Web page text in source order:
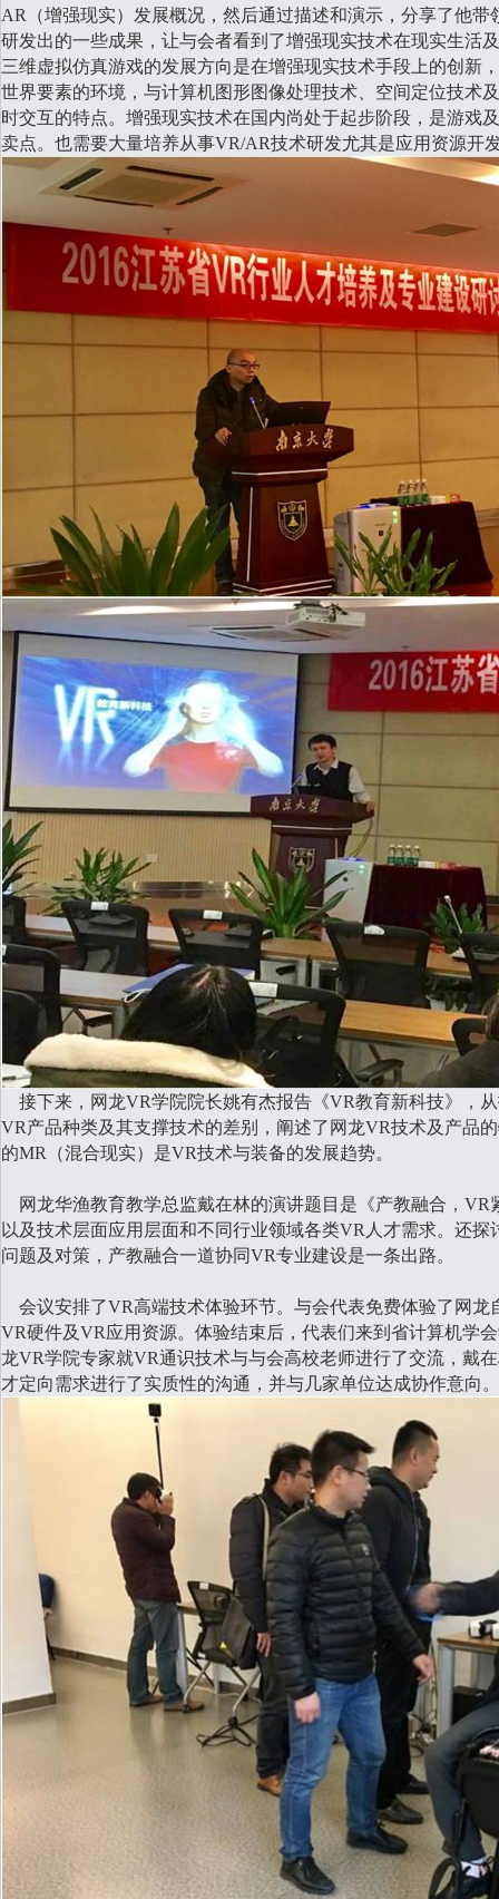
AR
（增强现实）发展概况，然后通过描述和演示，分享了他
研发出的一些成果，让与会者看到了增强现实技术在现实生活
三维虚拟仿真游戏的发展方向是在增强现实技术手段上的创新
世界要素的环境，与计算机图形图像处理技术、空间定位技术
时交互的特点。增强现实技术在国内尚处于起步阶段，是游戏
卖点。也需要大量培养从事VR/AR技术研发尤其是应用资源开
接下来，网龙VR学院院长姚有杰报告《VR教育新科技》，
VR产品种类及其支撑技术的差别，阐述了网龙VR技术及产品
的MR （混合现实）是VR技术与装备的发展趋势。
网龙华渔教育教学总监戴在林的演讲题目是《产教融合， VR
以及技术层面应用层面和不同行业领域各类VR 人才需求。还探
问题及对策，产教融合一道协同VR专业建设是一条出路。
会议安排了VR高端技术体验环节。与会代表免费体验了网龙
VR硬件及VR应用资源。体验结束后，代表们来到省计算机学
龙VR学院专家就VR通识技术与与会高校老师进行了交流，戴
才定向需求进行了实质性的沟通，并与几家单位达成协作意向。